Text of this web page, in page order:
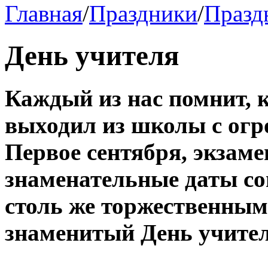
Главная/Праздники/
День учителя
Каждый из нас помнит,
выходил из школы с
Первое сентября,
знаменательные даты
столь же
знаменитый День